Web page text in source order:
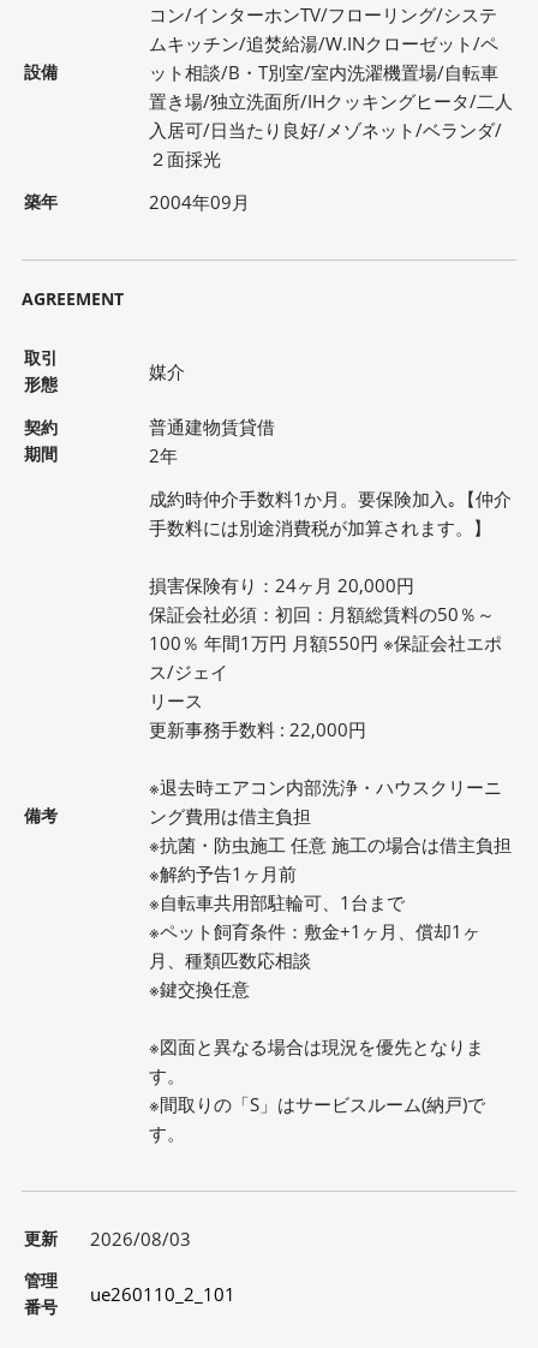
設備
コン/インターホンTV/フローリング/システ
ムキッチン/追焚給湯/W.INクローゼット/ペ
ット相談/B・T別室/室内洗濯機置場/自転車
置き場/独立洗面所/IHクッキングヒータ/二人
入居可/日当たり良好/メゾネット/ベランダ/
２面採光
築年 2004年09月
AGREEMENT
取引
形態
媒介
契約
期間
普通建物賃貸借
2年
備考
成約時仲介手数料1か月。要保険加入｡【仲介
手数料には別途消費税が加算されます。】
損害保険有り：24ヶ月 20,000円
保証会社必須：初回：月額総賃料の50％～
100％ 年間1万円 月額550円 ※保証会社エポ
ス/ジェイ
リース
更新事務手数料 : 22,000円
※退去時エアコン内部洗浄・ハウスクリーニ
ング費用は借主負担
※抗菌・防虫施工 任意 施工の場合は借主負担
※解約予告1ヶ月前
※自転車共用部駐輪可、1台まで
※ペット飼育条件：敷金+1ヶ月、償却1ヶ
月、種類匹数応相談
※鍵交換任意
※図面と異なる場合は現況を優先となりま
す。
※間取りの「S」はサービスルーム(納戸)で
す。
更新 2026/08/03
管理
番号
ue260110_2_101